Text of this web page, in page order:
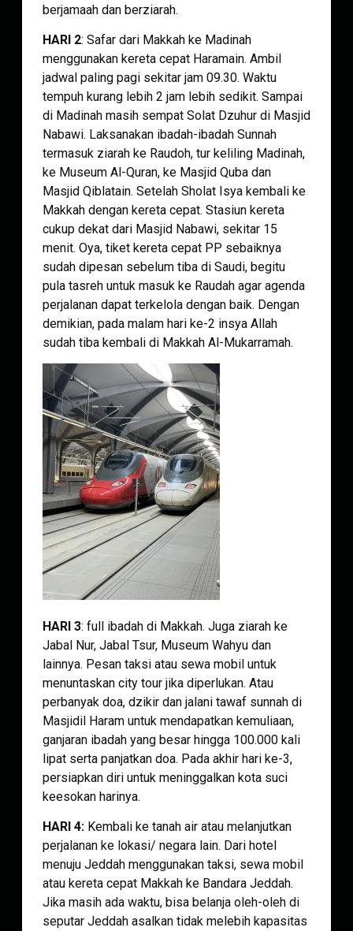
berjamaah dan berziarah.
HARI 2: Safar dari Makkah ke Madinah
menggunakan kereta cepat Haramain. Ambil
jadwal paling pagi sekitar jam 09.30. Waktu
tempuh kurang lebih 2 jam lebih sedikit. Sampai
di Madinah masih sempat Solat Dzuhur di Masjid
Nabawi. Laksanakan ibadah-ibadah Sunnah
termasuk ziarah ke Raudoh, tur keliling Madinah,
ke Museum Al-Quran, ke Masjid Quba dan
Masjid Qiblatain. Setelah Sholat Isya kembali ke
Makkah dengan kereta cepat. Stasiun kereta
cukup dekat dari Masjid Nabawi, sekitar 15
menit. Oya, tiket kereta cepat PP sebaiknya
sudah dipesan sebelum tiba di Saudi, begitu
pula tasreh untuk masuk ke Raudah agar agenda
perjalanan dapat terkelola dengan baik. Dengan
demikian, pada malam hari ke-2 insya Allah
sudah tiba kembali di Makkah Al-Mukarramah.
HARI 3: full ibadah di Makkah. Juga ziarah ke
Jabal Nur, Jabal Tsur, Museum Wahyu dan
lainnya. Pesan taksi atau sewa mobil untuk
menuntaskan city tour jika diperlukan. Atau
perbanyak doa, dzikir dan jalani tawaf sunnah di
Masjidil Haram untuk mendapatkan kemuliaan,
ganjaran ibadah yang besar hingga 100.000 kali
lipat serta panjatkan doa. Pada akhir hari ke-3,
persiapkan diri untuk meninggalkan kota suci
keesokan harinya.
HARI 4: Kembali ke tanah air atau melanjutkan
perjalanan ke lokasi/ negara lain. Dari hotel
menuju Jeddah menggunakan taksi, sewa mobil
atau kereta cepat Makkah ke Bandara Jeddah.
Jika masih ada waktu, bisa belanja oleh-oleh di
seputar Jeddah asalkan tidak melebih kapasitas